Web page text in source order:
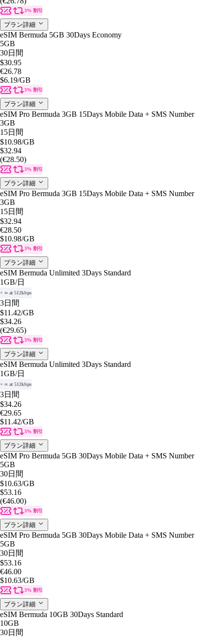
3% 割引
プラン詳細
eSIM Bermuda 5GB 30Days Economy
5GB
30日間
$30.95
€26.78
$6.19/GB
3% 割引
プラン詳細
eSIM Pro Bermuda 3GB 15Days Mobile Data + SMS Number
3GB
15日間
$10.98/GB
$32.94
(€28.50)
3% 割引
プラン詳細
eSIM Pro Bermuda 3GB 15Days Mobile Data + SMS Number
3GB
15日間
$32.94
€28.50
$10.98/GB
3% 割引
プラン詳細
eSIM Bermuda Unlimited 3Days Standard
1GB/日
+ ∞ at 512kbps
3日間
$11.42/GB
$34.26
(€29.65)
3% 割引
プラン詳細
eSIM Bermuda Unlimited 3Days Standard
1GB/日
+ ∞ at 512kbps
3日間
$34.26
€29.65
$11.42/GB
3% 割引
プラン詳細
eSIM Pro Bermuda 5GB 30Days Mobile Data + SMS Number
5GB
30日間
$10.63/GB
$53.16
(€46.00)
3% 割引
プラン詳細
eSIM Pro Bermuda 5GB 30Days Mobile Data + SMS Number
5GB
30日間
$53.16
€46.00
$10.63/GB
3% 割引
プラン詳細
eSIM Bermuda 10GB 30Days Standard
10GB
30日間